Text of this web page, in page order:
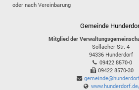
oder nach Vereinbarung
Gemeinde
Mitglied der
Sollacher Str. 4
94336 Hunderdorf
09422 8570-0
09422 8570-30